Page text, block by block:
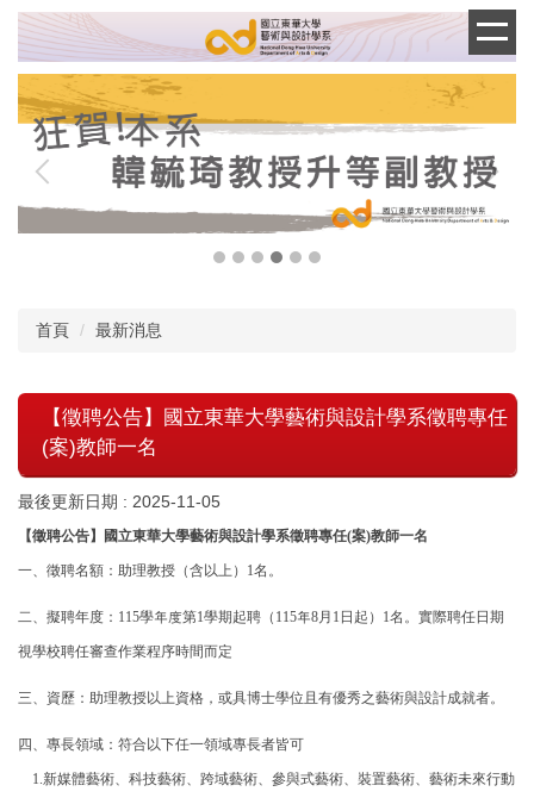
跳
到
主
內
首頁 最新消息
【徵聘公告】國立東華大學藝術與設計學系徵聘專任
(案)教師一名
最後更新日期 : 2025-11-05
【徵聘公告】國立東華大學藝術與設計學系徵聘專任(案)教師一名
一、徵聘名額：助理教授（含以上）1名。
二、擬聘年度：115學年度第1學期起聘（115年8月1日起）1名。實際聘任日期
視學校聘任審查作業程序時間而定
三、資歷：助理教授以上資格，或具博士學位且有優秀之藝術與設計成就者。
四、專長領域：符合以下任一領域專長者皆可
1.新媒體藝術、科技藝術、跨域藝術、參與式藝術、裝置藝術、藝術未來行動